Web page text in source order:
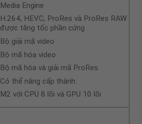
Media Engine
H.264, HEVC, ProRes và ProRes RAW
được tăng tốc phần cứng
Bộ giải mã video
Bộ mã hóa video
Bộ mã hóa và giải mã ProRes
Có thể nâng cấp thành:
M2 với CPU 8 lõi và GPU 10 lõi